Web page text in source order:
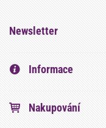
Newsletter
Informace
Nakupování